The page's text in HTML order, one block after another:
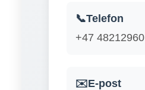
📞Telefon
+47 48212960
✉️E-post